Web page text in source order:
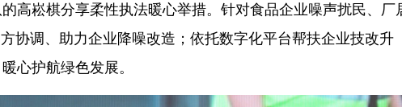
高崧棋分享柔性执法暖心举措。针对食品企业噪声扰民、厂
协调、助力企业降噪改造；依托数字化平台帮扶企业技改升
心护航绿色发展。